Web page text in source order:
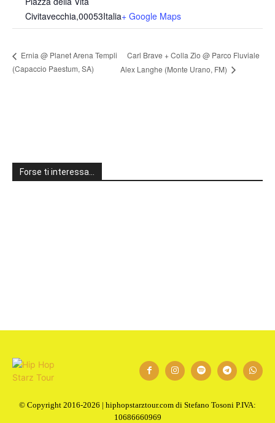
Civitavecchia,00053Italia+ Google Maps
Ernia @ Planet Arena Templi
(Capaccio Paestum, SA)
Carl Brave + Colla Zio @ Parco Fluviale
Alex Langhe (Monte Urano, FM)
Forse ti interessa…
1
© Copyright 2016-2026 | hiphopstarztour.com di Stefano Tosoni P.IVA:
10686660969